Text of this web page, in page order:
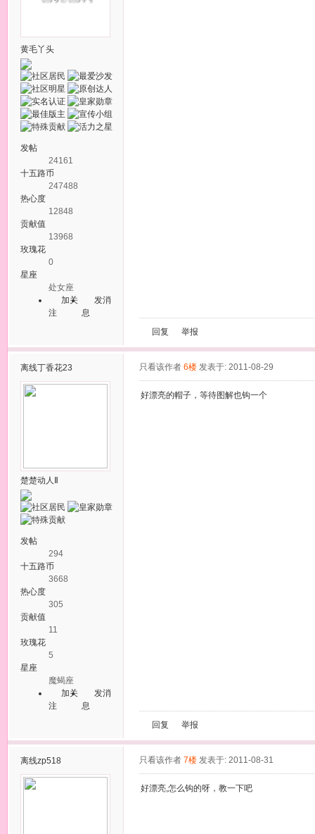
黄毛丫头
发帖
24161
十五路币
247488
热心度
12848
贡献值
13968
玫瑰花
0
星座
处女座
加关
注
发消
息
回复
举报
离线丁香花23
楚楚动人Ⅱ
发帖
294
十五路币
3668
热心度
305
贡献值
11
玫瑰花
5
星座
魔蝎座
加关
注
发消
息
只看该作者 6楼 发表于: 2011-08-29
好漂亮的帽子，等待图解也钩一个
回复 举报
离线zp518 只看该作者 7楼 发表于: 2011-08-31
好漂亮,怎么钩的呀，教一下吧